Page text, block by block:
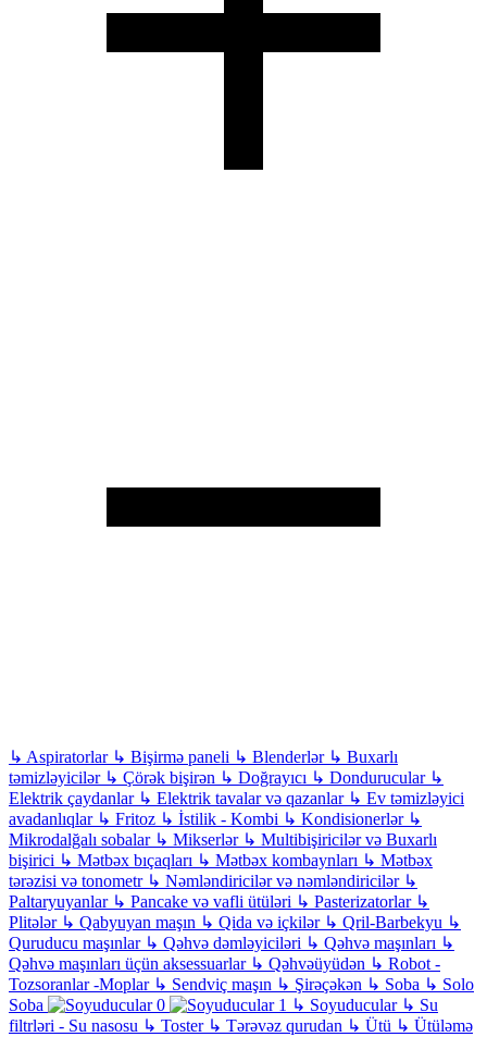
↳ Aspiratorlar ↳ Bişirmə paneli ↳ Blenderlər ↳ Buxarlı
təmizləyicilər ↳ Çörək bişirən ↳ Doğrayıcı ↳ Dondurucular ↳
Elektrik çaydanlar ↳ Elektrik tavalar və qazanlar ↳ Ev təmizləyici
avadanlıqlar ↳ Fritoz ↳ İstilik - Kombi ↳ Kondisionerlər ↳
Mikrodalğalı sobalar ↳ Mikserlər ↳ Multibişiricilər və Buxarlı
bişirici ↳ Mətbəx bıçaqları ↳ Mətbəx kombaynları ↳ Mətbəx
tərəzisi və tonometr ↳ Nəmləndiricilər və nəmləndiricilər ↳
Paltaryuyanlar ↳ Pancake və vafli ütüləri ↳ Pasterizatorlar ↳
Plitələr ↳ Qabyuyan maşın ↳ Qida və içkilər ↳ Qril-Barbekyu ↳
Quruducu maşınlar ↳ Qəhvə dəmləyiciləri ↳ Qəhvə maşınları ↳
Qəhvə maşınları üçün aksessuarlar ↳ Qəhvəüyüdən ↳ Robot -
Tozsoranlar -Moplar ↳ Sendviç maşın ↳ Şirəçəkən ↳ Soba ↳ Solo
Soba
↳ Soyuducular ↳ Su
filtrləri - Su nasosu ↳ Toster ↳ Tərəvəz qurudan ↳ Ütü ↳ Ütüləmə